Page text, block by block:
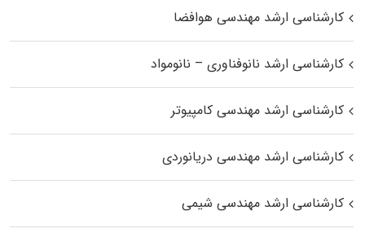
کارشناسی ارشد مهندسی هوافضا
کارشناسی ارشد نانوفناوری – نانومواد
کارشناسی ارشد مهندسی کامپیوتر
کارشناسی ارشد مهندسی دریانوردی
کارشناسی ارشد مهندسی شیمی